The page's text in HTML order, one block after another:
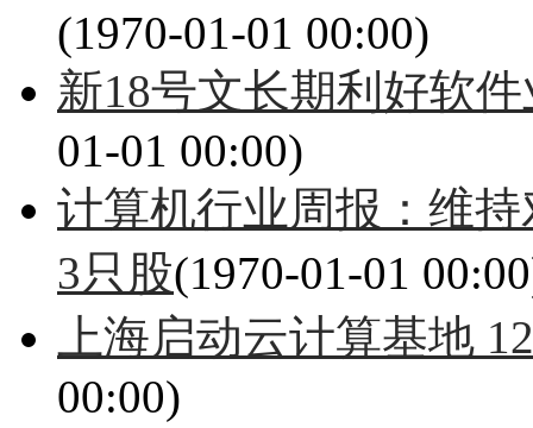
(1970-01-01 00:00)
新18号文长期利好软
01-01 00:00)
计算机行业周报：维
3只股(1970-01-01
上海启动云计算基地
00:00)